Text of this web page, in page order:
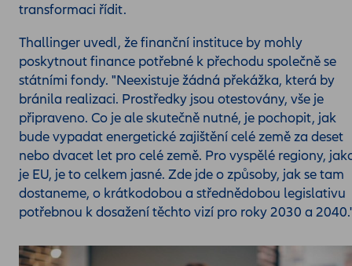
transformaci řídit.
Thallinger uvedl, že finanční instituce by mohly
poskytnout finance potřebné k přechodu společně se
státními fondy. "Neexistuje žádná překážka, která by
bránila realizaci. Prostředky jsou otestovány, vše je
připraveno. Co je ale skutečně nutné, je pochopit, jak
bude vypadat energetické zajištění celé země za deset
nebo dvacet let pro celé země. Pro vyspělé regiony,
je EU, je to celkem jasné. Zde jde o způsoby, jak se tam
dostaneme, o krátkodobou a střednědobou legislativu
potřebnou k dosažení těchto vizí pro roky 2030 a